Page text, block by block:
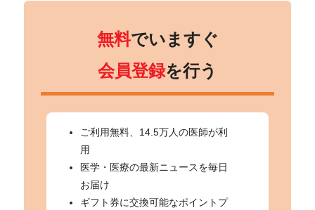
無料でいますぐ
会員登録を行う
ご利用無料、14.5万人の医師が利
用
医学・医療の最新ニュースを毎日
お届け
ギフト券に交換可能なポイントプ